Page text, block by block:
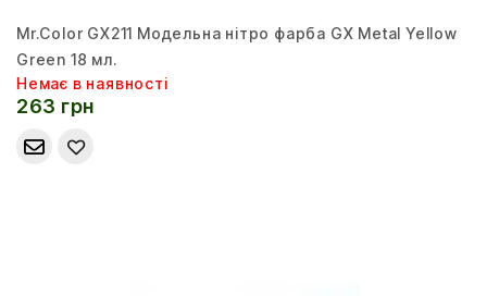
Mr.Color GX211 Модельна нітро фарба GX Metal Yellow
Green 18 мл.
Немає в наявності
263 грн